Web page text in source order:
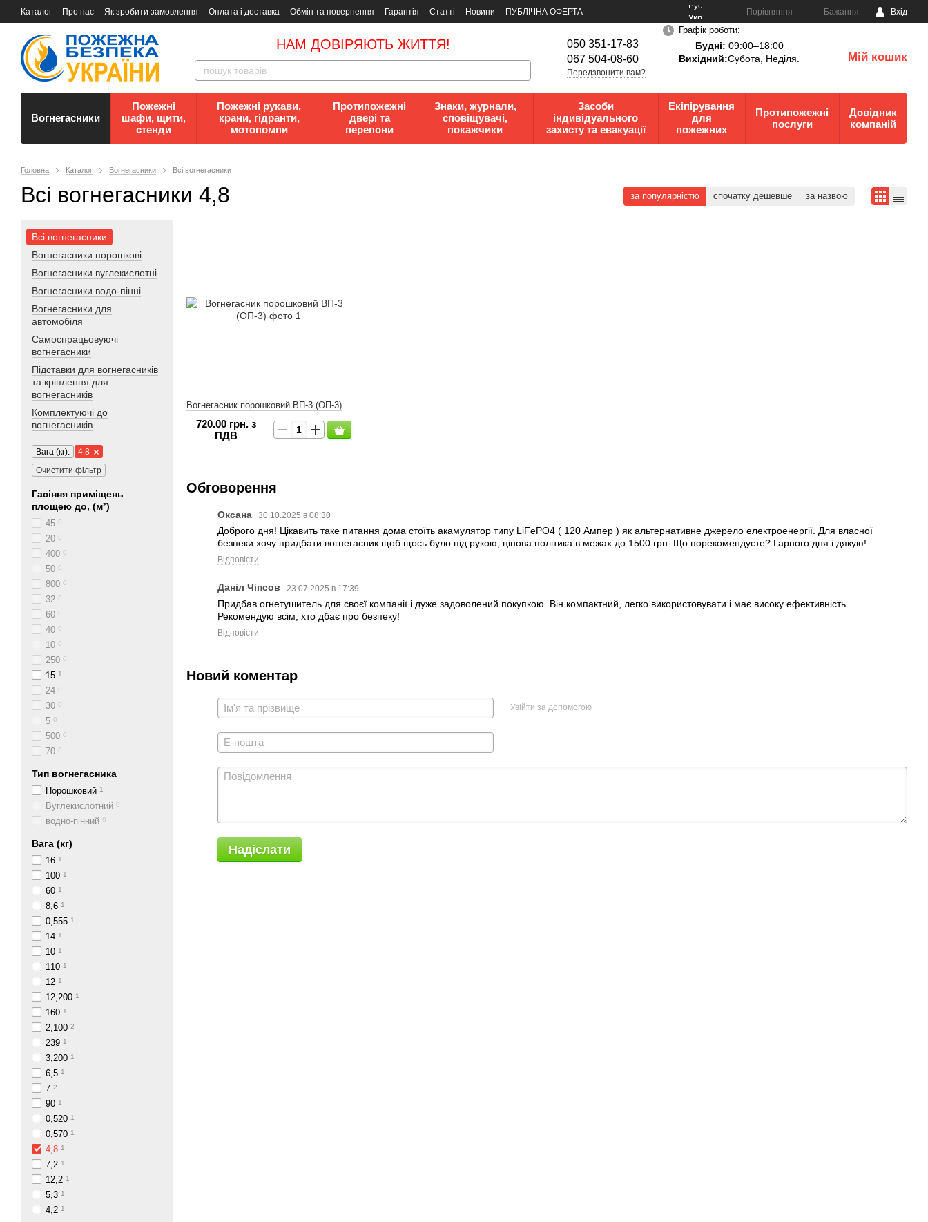
Каталог Про нас Як зробити замовлення Оплата і доставка Обмін та повернення Гарантія Статті Новини
ПУБЛІЧНА ОФЕРТА
Документи
Контакти Документи з пожежної безпеки
Рус
Укр
Порівняння Бажання Вхід
НАМ ДОВІРЯЮТЬ ЖИТТЯ!
050 351-17-83
067 504-08-60
Передзвонити вам?
Графік роботи:
Будні: 09:00–18:00
Вихідний:Субота, Неділя. Мій кошик
Вогнегасники
Пожежні
шафи, щити,
стенди
Пожежні рукави,
крани, гідранти,
мотопомпи
Протипожежні
двері та
перепони
Знаки, журнали,
сповіщувачі,
покажчики
Засоби
індивідуального
захисту та евакуації
Екіпірування
для
пожежних
Протипожежні
послуги
Довідник
компаній
Головна Каталог Вогнегасники Всі вогнегасники
Всі вогнегасники 4,8 за популярністю спочатку дешевше за назвою
Вогнегасник порошковий ВП-3 (ОП-3)
720.00 грн. з
ПДВ
Обговорення
Оксана 30.10.2025 в 08:30
Доброго дня! Цікавить таке питання дома стоїть акамулятор типу LiFePO4 ( 120 Ампер ) як альтернативне джерело електроенергії. Для власної
безпеки хочу придбати вогнегасник щоб щось було під рукою, цінова політика в межах до 1500 грн. Що порекомендуєте? Гарного дня і дякую!
Відповісти
Даніл Чіпсов 23.07.2025 в 17:39
Придбав огнетушитель для своєї компанії і дуже задоволений покупкою. Він компактний, легко використовувати і має високу ефективність.
Рекомендую всім, хто дбає про безпеку!
Відповісти
Новий коментар
Увійти за допомогою
Надіслати
Всі вогнегасники
Вогнегасники порошкові
Вогнегасники вуглекислотні
Вогнегасники водо-пінні
Вогнегасники для
автомобіля
Самоспрацьовуючі
вогнегасники
Підставки для вогнегасників
та кріплення для
вогнегасників
Комплектуючі до
вогнегасників
Вага (кг):
4,8
Очистити фільтр
Гасіння приміщень
площею до, (м²)
45 0
20 0
400 0
50 0
800 0
32 0
60 0
40 0
10 0
250 0
15 1
24 0
30 0
5 0
500 0
70 0
Тип вогнегасника
Порошковий 1
Вуглекислотний 0
водно-пінний 0
Вага (кг)
16 1
100 1
60 1
8,6 1
0,555 1
14 1
10 1
110 1
12 1
12,200 1
160 1
2,100 2
239 1
3,200 1
6,5 1
7 2
90 1
0,520 1
0,570 1
4,8 1
7,2 1
12,2 1
5,3 1
4,2 1